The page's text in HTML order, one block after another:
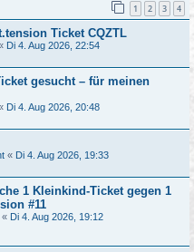
1 2 3 4
Ticket CQZTL
Di 4. Aug 2026, 22:54
gesucht – für meinen
Di 4. Aug 2026, 20:48
« Di 4. Aug 2026, 19:33
1 Kleinkind-Ticket gegen 1
#11
« Di 4. Aug 2026, 19:12